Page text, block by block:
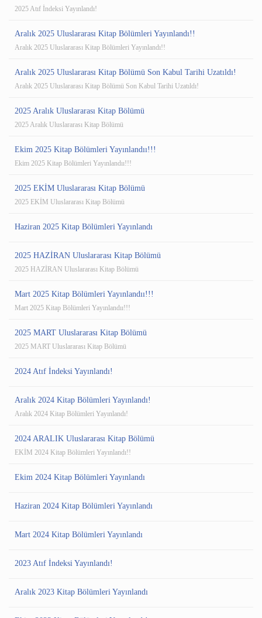
2025 Atıf İndeksi Yayınlandı!
Aralık 2025 Uluslararası Kitap Bölümleri Yayınlandı!!
Aralık 2025 Uluslararası Kitap Bölümleri Yayınlandı!!
Aralık 2025 Uluslararası Kitap Bölümü Son Kabul Tarihi Uzatıldı!
Aralık 2025 Uluslararası Kitap Bölümü Son Kabul Tarihi Uzatıldı!
2025 Aralık Uluslararası Kitap Bölümü
2025 Aralık Uluslararası Kitap Bölümü
Ekim 2025 Kitap Bölümleri Yayınlandıı!!!
Ekim 2025 Kitap Bölümleri Yayınlandıı!!!
2025 EKİM Uluslararası Kitap Bölümü
2025 EKİM Uluslararası Kitap Bölümü
Haziran 2025 Kitap Bölümleri Yayınlandı
2025 HAZİRAN Uluslararası Kitap Bölümü
2025 HAZİRAN Uluslararası Kitap Bölümü
Mart 2025 Kitap Bölümleri Yayınlandıı!!!
Mart 2025 Kitap Bölümleri Yayınlandıı!!!
2025 MART Uluslararası Kitap Bölümü
2025 MART Uluslararası Kitap Bölümü
2024 Atıf İndeksi Yayınlandı!
Aralık 2024 Kitap Bölümleri Yayınlandı!
Aralık 2024 Kitap Bölümleri Yayınlandı!
2024 ARALIK Uluslararası Kitap Bölümü
EKİM 2024 Kitap Bölümleri Yayınlandı!!
Ekim 2024 Kitap Bölümleri Yayınlandı
Haziran 2024 Kitap Bölümleri Yayınlandı
Mart 2024 Kitap Bölümleri Yayınlandı
2023 Atıf İndeksi Yayınlandı!
Aralık 2023 Kitap Bölümleri Yayınlandı